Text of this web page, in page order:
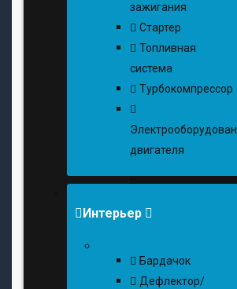
зажигания
Стартер
Топливная
система
Турбокомпрессор
двигателя
Интерьер
Бардачок
Дефлектор/